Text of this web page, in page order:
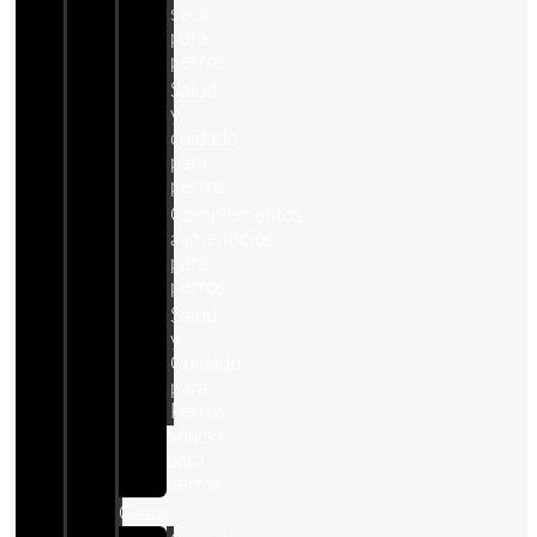
seca
para
perros
Salud
y
cuidado
para
perros
Complementos
alimenticios
para
perros
Salud
y
Cuidado
para
Perros
Gatos